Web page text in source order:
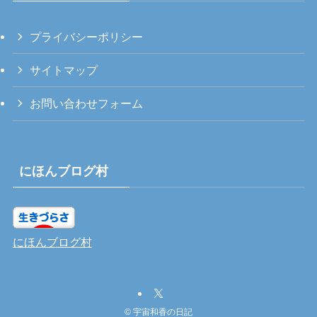
プライバシーポリシー
サイトマップ
お問い合わせフォーム
にほんブログ村
にほんブログ村
© 宇宙和香の日記